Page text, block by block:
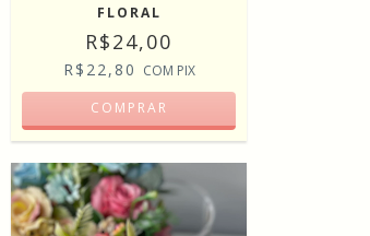
FLORAL
R$24,00
R$22,80 COM PIX
COMPRAR